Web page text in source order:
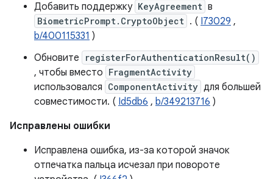
Добавить поддержку KeyAgreement в
BiometricPrompt.CryptoObject . ( I73029 ,
b/400115331 )
Обновите
registerForAuthenticationResult()
, чтобы вместо FragmentActivity
использовался ComponentActivity для большей
совместимости. ( Id5db6 , b/349213716 )
Исправлены ошибки
Исправлена ​​ошибка, из-за которой значок
отпечатка пальца исчезал при повороте